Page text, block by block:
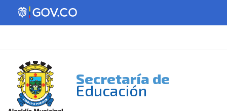
Secretaría de
Educación